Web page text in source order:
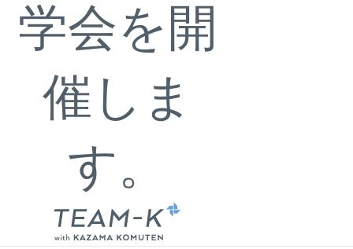
学会を開
催しま
す。